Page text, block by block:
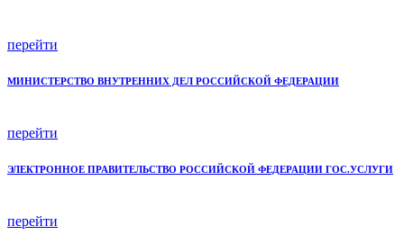
перейти
МИНИСТЕРСТВО ВНУТРЕННИХ ДЕЛ РОССИЙСКОЙ ФЕДЕРАЦИИ
перейти
ЭЛЕКТРОННОЕ ПРАВИТЕЛЬСТВО РОССИЙСКОЙ ФЕДЕРАЦИИ ГОС.УСЛУГИ
перейти